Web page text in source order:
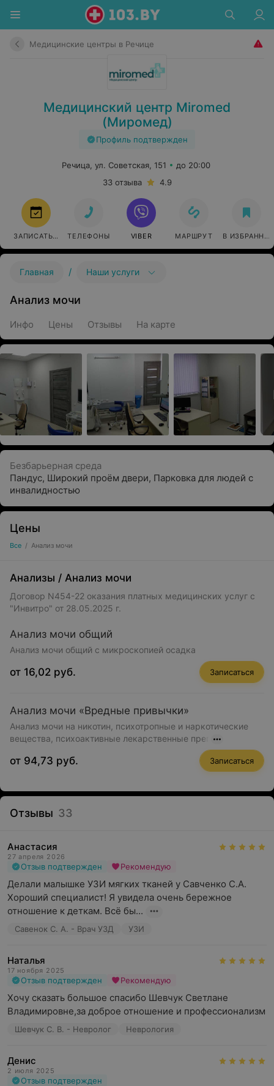
Медицинские центры в Речице
Медицинский центр Miromed
(Миромед)
Профиль подтвержден
Речица, ул. Советская, 151
до 20:00
33 отзыва
4.9
ЗАПИСАТЬСЯ ТЕЛЕФОНЫ VIBER МАРШРУТ В ИЗБРАННОЕ
Главная / Наши услуги
Анализ мочи
Инфо Цены Отзывы На карте
Безбарьерная среда
Пандус, Широкий проём двери, Парковка для людей с
инвалидностью
Цены
Все / Анализ мочи
Анализы / Анализ мочи
Договор N454-22 оказания платных медицинских услуг с
"Инвитро" от 28.05.2025 г.
Анализ мочи общий
Анализ мочи общий с микроскопией осадка
от 16,02 руб. Записаться
Анализ мочи «Вредные привычки»
Анализ мочи на никотин, психотропные и наркотические
вещества, психоактивные лекарственные преп
от 94,73 руб. Записаться
Отзывы 33
Анастасия
27 апреля 2026
Отзыв подтвержден Рекомендую
Делали малышке УЗИ мягких тканей у Савченко С.А.
Хороший специалист! Я увидела очень бережное
отношение к деткам. Всё бы...
Савенок С. А. - Врач УЗД УЗИ
Наталья
17 ноября 2025
Отзыв подтвержден Рекомендую
Хочу сказать большое спасибо Шевчук Светлане
Владимировне,за доброе отношение и профессионализм
Шевчук С. В. - Невролог Неврология
Денис
2 июля 2025
Отзыв подтвержден